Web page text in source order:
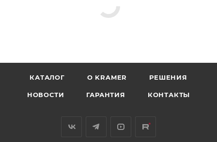
КАТАЛОГ O KRAMER РЕШЕНИЯ
НОВОСТИ ГАРАНТИЯ КОНТАКТЫ